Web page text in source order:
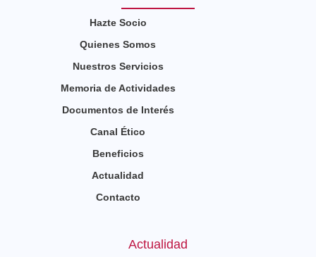
Hazte Socio
Quienes Somos
Nuestros Servicios
Memoria de Actividades
Documentos de Interés
Canal Ético
Beneficios
Actualidad
Contacto
Actualidad